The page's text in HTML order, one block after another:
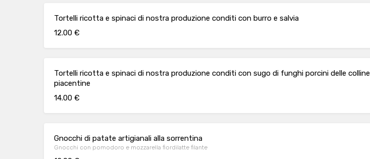
Tortelli ricotta e spinaci di nostra produzione conditi con burro e salvia
12.00 €
Tortelli ricotta e spinaci di nostra produzione conditi con sugo di funghi porcini delle colline
piacentine
14.00 €
Gnocchi di patate artigianali alla sorrentina
Gnocchi con pomodoro e mozzarella fiordilatte filante